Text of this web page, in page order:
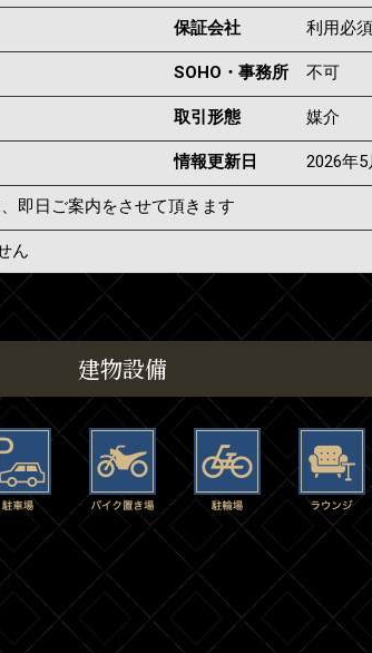
保証会社 利用必須
SOHO・事務所 不可
取引形態 媒介
情報更新日 2026年
即日ご案内をさせて頂きます
ん
建物設備